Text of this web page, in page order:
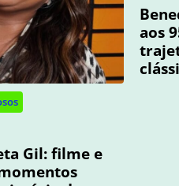
Gil: filme e
aos